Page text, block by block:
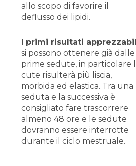
allo scopo di favorire il
deflusso dei lipidi.
I primi risultati
si possono ottenere già dalle
prime sedute, in particolare
cute risulterà più liscia,
morbida ed elastica. Tra una
seduta e la successiva è
consigliato fare trascorrere
almeno 48 ore e le sedute
dovranno essere interrotte
durante il ciclo mestruale.